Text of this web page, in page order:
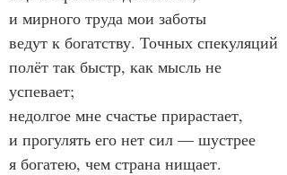
и мирного труда мои заботы
ведут к богатству. Точных спекуляций
полёт так быстр, как мысль не
успевает;
недолгое мне счастье прирастает,
и прогулять его нет сил — шустрее
я богатею, чем страна нищает.